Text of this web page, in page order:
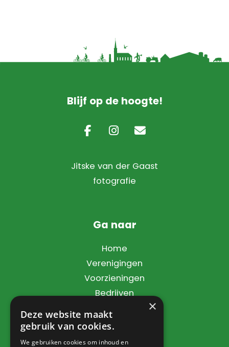
Blijf op de hoogte!
Jitske van der Gaast
fotografie
Ga naar
Home
Verenigingen
Voorzieningen
Bedrijven
Dorpsbelang
Contact
×
Deze website maakt
gebruik van cookies.
We gebruiken cookies om inhoud en